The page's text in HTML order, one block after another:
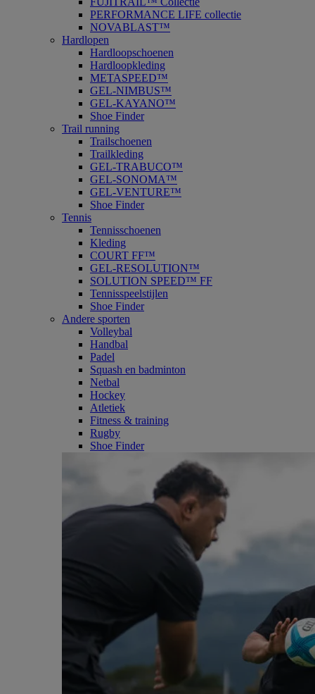
PERFORMANCE LIFE collectie
NOVABLAST™
Hardlopen
Hardloopschoenen
Hardloopkleding
METASPEED™
GEL-NIMBUS™
GEL-KAYANO™
Shoe Finder
Trail running
Trailschoenen
Trailkleding
GEL-TRABUCO™
GEL-SONOMA™
GEL-VENTURE™
Shoe Finder
Tennis
Tennisschoenen
Kleding
COURT FF™
GEL-RESOLUTION™
SOLUTION SPEED™ FF
Tennisspeelstijlen
Shoe Finder
Andere sporten
Volleybal
Handbal
Padel
Squash en badminton
Netbal
Hockey
Atletiek
Fitness & training
Rugby
Shoe Finder